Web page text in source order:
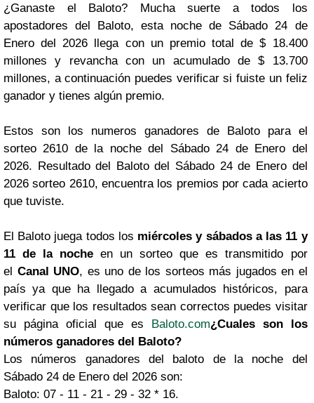
¿Ganaste el Baloto? Mucha suerte a todos los
apostadores del Baloto, esta noche de Sábado 24 de
Enero del 2026 llega con un premio total de $ 18.400
millones y revancha con un acumulado de $ 13.700
millones, a continuación puedes verificar si fuiste un feliz
ganador y tienes algún premio.
Estos son los numeros ganadores de Baloto para el
sorteo 2610 de la noche del Sábado 24 de Enero del
2026. Resultado del Baloto del Sábado 24 de Enero del
2026 sorteo 2610, encuentra los premios por cada acierto
que tuviste.
El Baloto juega todos los miércoles y sábados a las 11 y
11 de la noche en un sorteo que es transmitido por
el Canal UNO, es uno de los sorteos más jugados en el
país ya que ha llegado a acumulados históricos, para
verificar que los resultados sean correctos puedes visitar
su página oficial que es Baloto.com¿Cuales son los
números ganadores del Baloto?
Los números ganadores del baloto de la noche del
Sábado 24 de Enero del 2026 son:
Baloto: 07 - 11 - 21 - 29 - 32 * 16.